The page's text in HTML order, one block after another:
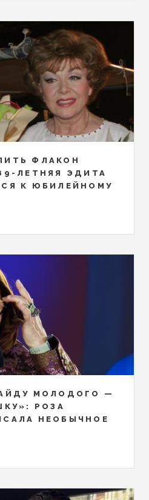
ФЛАКОН
ЛЕТНЯЯ ЭДИТА
К ЮБИЛЕЙНОМУ
МОЛОДОГО —
РОЗА
НЕОБЫЧНОЕ